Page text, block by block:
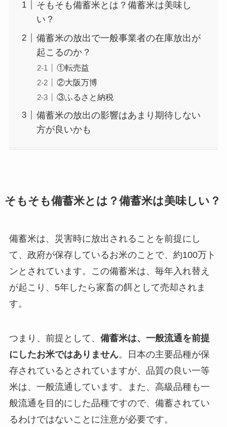
そもそも備蓄米とは？備蓄米は美味し
い？
備蓄米の放出で一般事業者の在庫放出が
起こるのか？
①転売益
②大阪万博
③ふるさと納税
備蓄米の放出の影響はあまり期待しない
方が良いかも
そもそも備蓄米とは？備蓄米は美味しい？
備蓄米は、災害時に放出されることを前提にし
て、政府が保存しているお米のことで、約100万ト
ンとされています。この備蓄米は、毎年入れ替え
が起こり、5年したら家畜の餌として売却されま
す。
つまり、前提として、 備蓄米は、一般流通を前提
にしたお米ではありません。日本の主要品種が保
存されているとされていますが、品質の良い一等
米は、一般流通しています。また、高級品種も一
般流通を目的にした品種ですので、備蓄されてい
るわけではないことに注意が必要です。